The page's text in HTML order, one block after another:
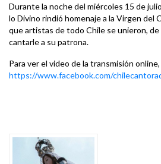
Durante la noche del miércoles 15 de
lo Divino rindió homenaje a la Virgen del
que artistas de todo Chile se unieron, de
cantarle a su patrona.
Para ver el video de la transmisión online,
https://www.facebook.com/